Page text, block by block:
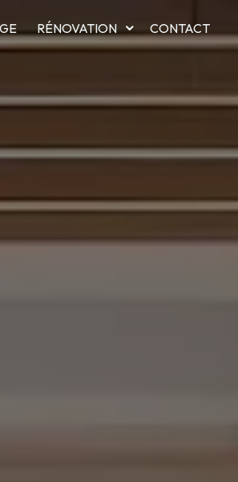
RÉNOVATION CONTACT